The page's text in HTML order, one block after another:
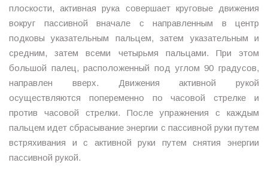
плоскости, активная рука совершает круговые движения
вокруг пассивной вначале с направленным в центр
подковы указательным пальцем, затем указательным и
средним, затем всеми четырьмя пальцами. При этом
большой палец, расположенный под углом 90 градусов,
направлен вверх. Движения активной рукой
осуществляются попеременно по часовой стрелке и
против часовой стрелки. После упражнения с каждым
пальцем идет сбрасывание энергии с пассивной руки путем
встряхивания и с активной руки путем снятия энергии
пассивной рукой.